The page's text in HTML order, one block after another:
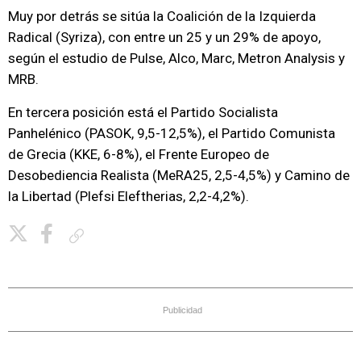
Muy por detrás se sitúa la Coalición de la Izquierda
Radical (Syriza), con entre un 25 y un 29% de apoyo,
según el estudio de Pulse, Alco, Marc, Metron Analysis y
MRB.
En tercera posición está el Partido Socialista
Panhelénico (PASOK, 9,5-12,5%), el Partido Comunista
de Grecia (KKE, 6-8%), el Frente Europeo de
Desobediencia Realista (MeRA25, 2,5-4,5%) y Camino de
la Libertad (Plefsi Eleftherias, 2,2-4,2%).
Publicidad